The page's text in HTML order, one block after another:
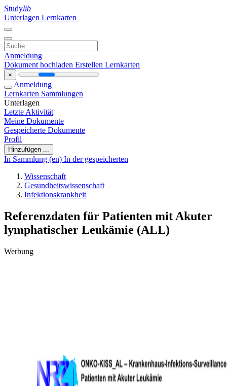
Studylib
Unterlagen Lernkarten
Anmeldung
Dokument hochladen Erstellen Lernkarten
×
Anmeldung
Lernkarten Sammlungen
Unterlagen
Letzte Aktivität
Meine Dokumente
Gespeicherte Dokumente
Profil
Hinzufügen ...
In Sammlung (en) In der gespeicherten
Wissenschaft
Gesundheitswissenschaft
Infektionskrankheit
Referenzdaten für Patienten mit Akuter
lymphatischer Leukämie (ALL)
Werbung